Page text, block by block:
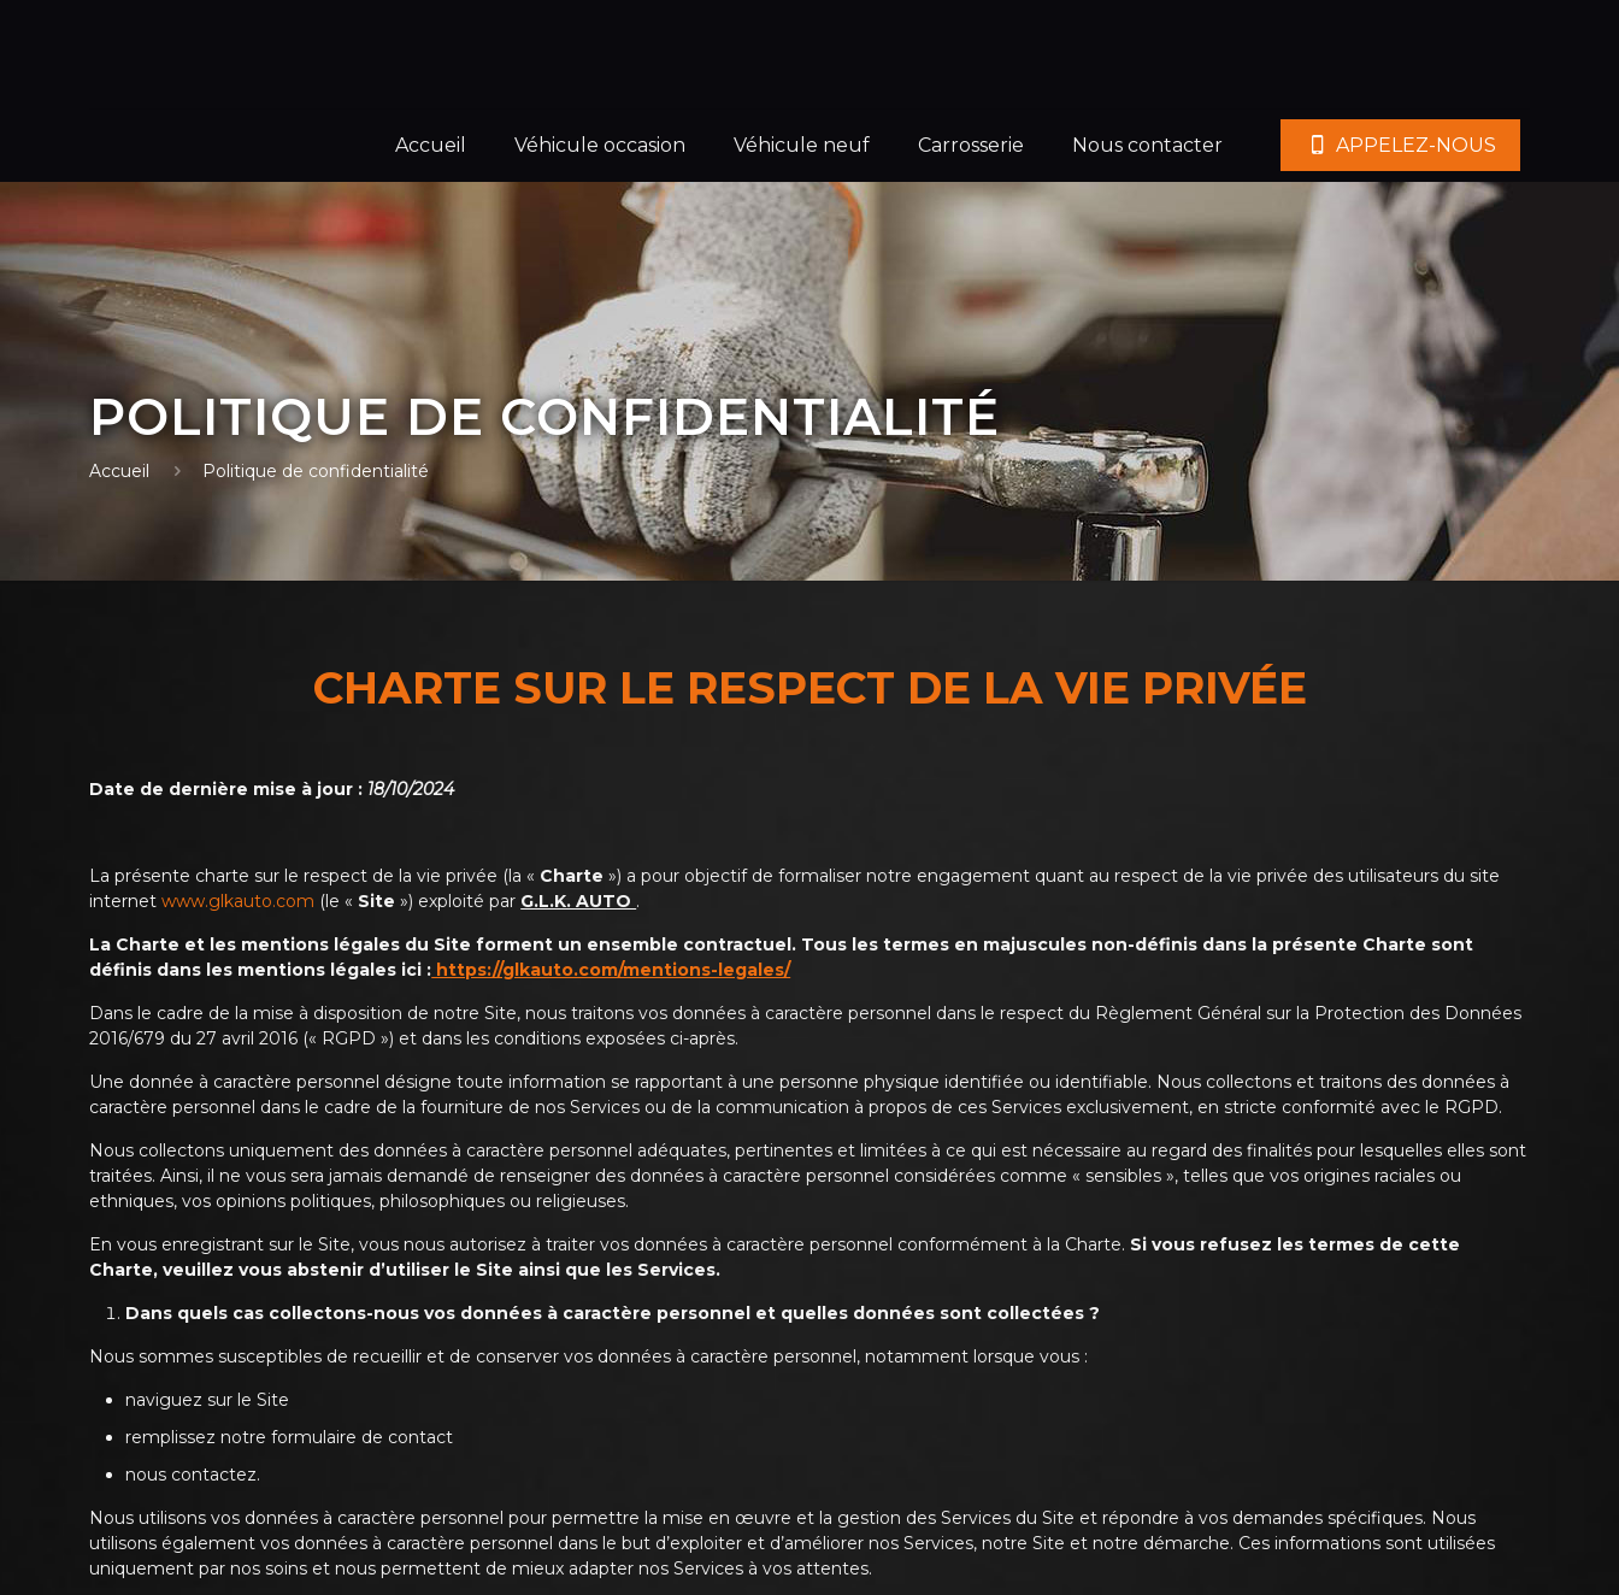
Accueil Véhicule occasion Véhicule neuf Carrosserie Nous contacter APPELEZ-NOUS
POLITIQUE DE CONFIDENTIALITÉ
Accueil Politique de confidentialité
CHARTE SUR LE RESPECT DE LA VIE PRIVÉE
Date de dernière mise à jour : 18/10/2024
La présente charte sur le respect de la vie privée (la « Charte ») a pour objectif de formaliser notre engagement quant au respect de la vie privée des utilisateurs du site
internetwww.glkauto.com (le « Site») exploité par G.L.K. AUTO .
La Charte et les mentions légales du Site forment un ensemble contractuel. Tous les termes en majuscules non-définis dans la présente Charte sont
définis dans les mentions légales ici : https://glkauto.com/mentions-legales/
Dans le cadre de la mise à disposition de notre Site, nous traitons vos données à caractère personnel dans le respect du Règlement Général sur la Protection des Données
2016/679 du 27 avril 2016 (« RGPD ») et dans les conditions exposées ci-après.
Une donnée à caractère personnel désigne toute information se rapportant à une personne physique identifiée ou identifiable. Nous collectons et traitons des données à
caractère personnel dans le cadre de la fourniture de nos Services ou de la communication à propos de ces Services exclusivement, en stricte conformité avec le RGPD.
Nous collectons uniquement des données à caractère personnel adéquates, pertinentes et limitées à ce qui est nécessaire au regard des finalités pour lesquelles elles sont
traitées. Ainsi, il ne vous sera jamais demandé de renseigner des données à caractère personnel considérées comme « sensibles », telles que vos origines raciales ou
ethniques, vos opinions politiques, philosophiques ou religieuses.
En vous enregistrant sur le Site, vous nous autorisez à traiter vos données à caractère personnel conformément à la Charte. Si vous refusez les termes de cette
Charte, veuillez vous abstenir d’utiliser le Site ainsi que les Services.
Dans quels cas collectons-nous vos données à caractère personnel et quelles données sont collectées ?
Nous sommes susceptibles de recueillir et de conserver vos données à caractère personnel, notamment lorsque vous :
naviguez sur le Site
remplissez notre formulaire de contact
nous contactez.
Nous utilisons vos données à caractère personnel pour permettre la mise en œuvre et la gestion des Services du Site et répondre à vos demandes spécifiques. Nous
utilisons également vos données à caractère personnel dans le but d’exploiter et d’améliorer nos Services, notre Site et notre démarche. Ces informations sont utilisées
uniquement par nos soins et nous permettent de mieux adapter nos Services à vos attentes.